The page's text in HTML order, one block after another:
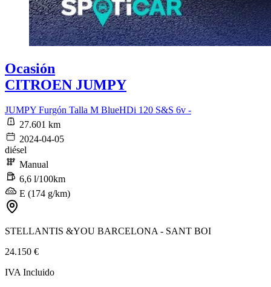
Ocasión
CITROEN JUMPY
JUMPY Furgón Talla M BlueHDi 120 S&S 6v -
27.601 km
2024-04-05
diésel
Manual
6,6 l/100km
E (174 g/km)
STELLANTIS &YOU BARCELONA - SANT BOI
24.150 €
IVA Incluido